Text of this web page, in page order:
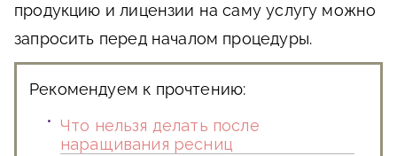
продукцию и лицензии на саму услугу можно
запросить перед началом процедуры.
Рекомендуем к прочтению:
Что нельзя делать после
наращивания ресниц